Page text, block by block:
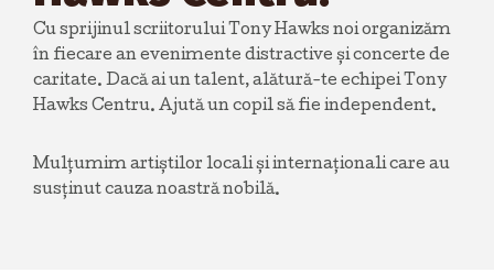
Cu sprijinul scriitorului Tony Hawks noi organizăm
în fiecare an evenimente distractive și concerte de
caritate. Dacă ai un talent, alătură-te echipei Tony
Hawks Centru. Ajută un copil să fie independent.
Mulțumim artiștilor locali și internaționali care au
susținut cauza noastră nobilă.